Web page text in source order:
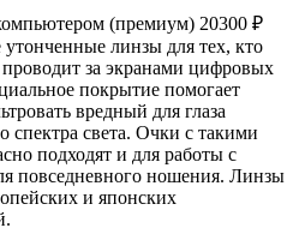
(премиум) 20300 ₽
линзы для тех, кто
за экранами цифровых
покрытие помогает
вредный для глаза
спектра света. Очки с такими
подходят и для работы с
повседневного ношения. Линзы
и японских